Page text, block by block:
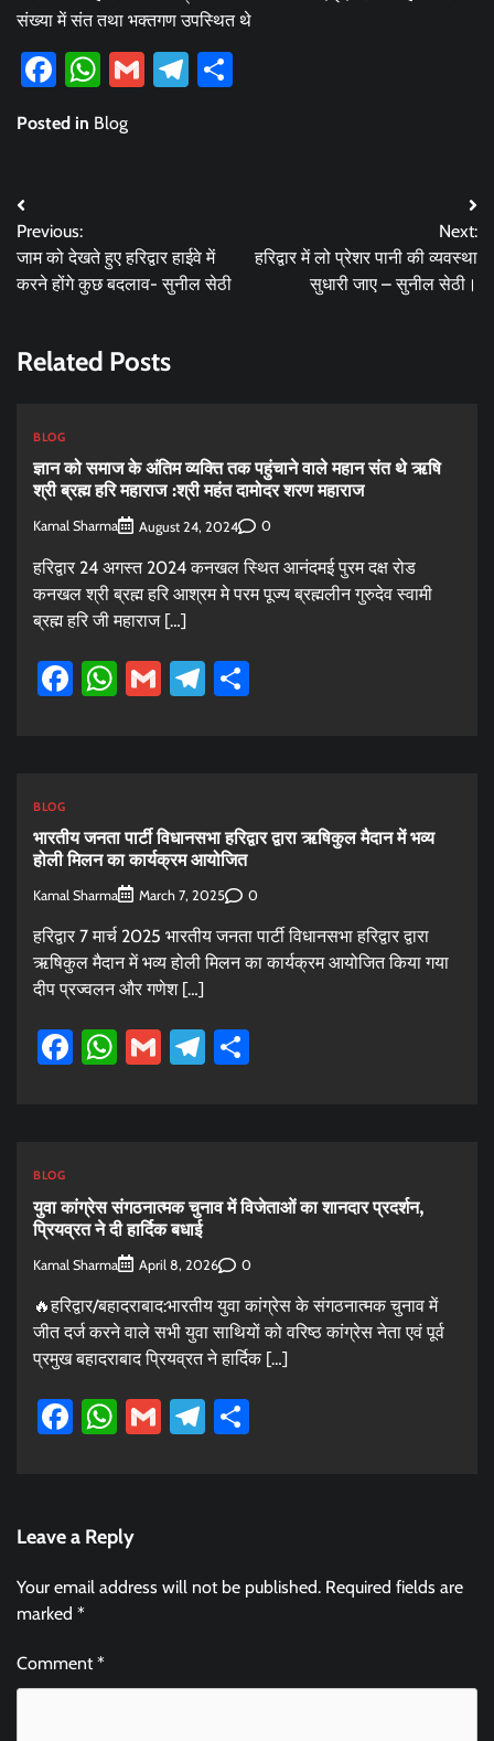
संख्या में संत तथा भक्तगण उपस्थित थे
Facebook
WhatsApp
GmailTelegram
Posted in Blog
Post
navigation
Previous:
जाम को देखते हुए हरिद्वार हाईवे में
करने होंगे कुछ बदलाव- सुनील सेठी
Next:
हरिद्वार में लो प्रेशर पानी की व्यवस्था
सुधारी जाए – सुनील सेठी।
Related Posts
BLOG
ज्ञान को समाज के अंतिम व्यक्ति तक पहुंचाने वाले महान संत थे ऋषि
श्री ब्रह्म हरि महाराज :श्री महंत दामोदर शरण महाराज
Kamal Sharma August 24, 2024 0
हरिद्वार 24 अगस्त 2024 कनखल स्थित आनंदमई पुरम दक्ष रोड
कनखल श्री ब्रह्म हरि आश्रम मे परम पूज्य ब्रह्मलीन गुरुदेव स्वामी
ब्रह्म हरि जी महाराज […]
Facebook
WhatsApp
GmailTelegram
BLOG
भारतीय जनता पार्टी विधानसभा हरिद्वार द्वारा ऋषिकुल मैदान में भव्य
होली मिलन का कार्यक्रम आयोजित
Kamal Sharma March 7, 2025 0
हरिद्वार 7 मार्च 2025 भारतीय जनता पार्टी विधानसभा हरिद्वार द्वारा
ऋषिकुल मैदान में भव्य होली मिलन का कार्यक्रम आयोजित किया गया
दीप प्रज्वलन और गणेश […]
Facebook
WhatsApp
GmailTelegram
BLOG
युवा कांग्रेस संगठनात्मक चुनाव में विजेताओं का शानदार प्रदर्शन,
प्रियव्रत ने दी हार्दिक बधाई
Kamal Sharma April 8, 2026 0
🔥हरिद्वार/बहादराबाद:भारतीय युवा कांग्रेस के संगठनात्मक चुनाव में
जीत दर्ज करने वाले सभी युवा साथियों को वरिष्ठ कांग्रेस नेता एवं पूर्व
प्रमुख बहादराबाद प्रियव्रत ने हार्दिक […]
Facebook
WhatsApp
GmailTelegram
Leave a Reply
Your email address will not be published. Required fields are
marked *
Comment*